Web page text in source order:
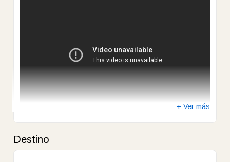
Dentro de la sublime reserva natural de Imbassaí y frente
+ Ver más
Destino